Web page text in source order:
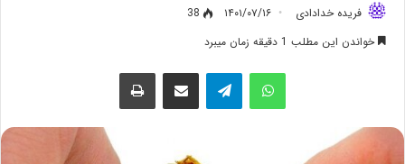
فریده خدادادی ۱۴۰۱/۰۷/۱۶
38
خواندن این مطلب 1 دقیقه زمان میبرد
واتس آپ اشتراک گذاری از طریق ایمیل